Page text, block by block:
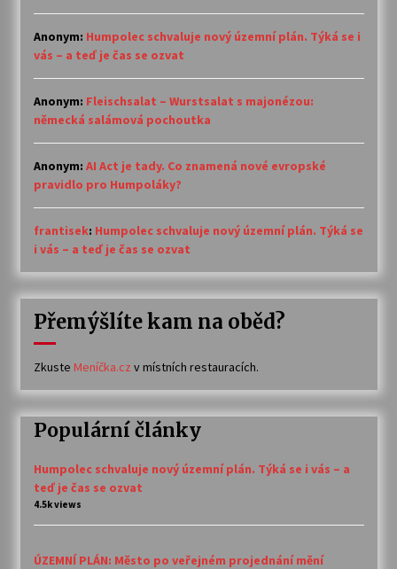
Anonym: Humpolec schvaluje nový územní plán. Týká se i
vás – a teď je čas se ozvat
Anonym: Fleischsalat – Wurstsalat s majonézou:
německá salámová pochoutka
Anonym: AI Act je tady. Co znamená nové evropské
pravidlo pro Humpoláky?
frantisek: Humpolec schvaluje nový územní plán. Týká se
i vás – a teď je čas se ozvat
Přemýšlíte kam na oběd?
Zkuste Meníčka.cz v místních restauracích.
Populární články
Humpolec schvaluje nový územní plán. Týká se i vás – a
teď je čas se ozvat
4.5k views
ÚZEMNÍ PLÁN: Město po veřejném projednání mění